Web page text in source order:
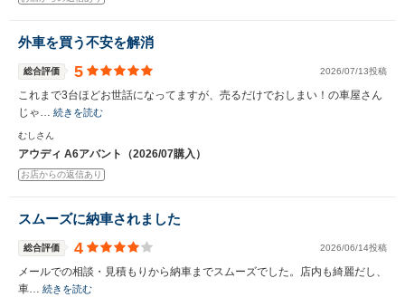
外車を買う不安を解消
総合評価 5 2026/07/13投稿
これまで3台ほどお世話になってますが、売るだけでおしまい！の車屋さん
じゃ… 続きを読む
むしさん
アウディ A6アバント（2026/07購入）
お店からの返信あり
スムーズに納車されました
総合評価 4 2026/06/14投稿
メールでの相談・見積もりから納車までスムーズでした。店内も綺麗だし、
車… 続きを読む